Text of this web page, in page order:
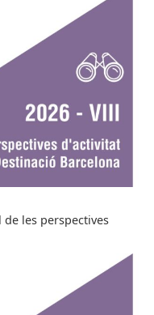
de les perspectives